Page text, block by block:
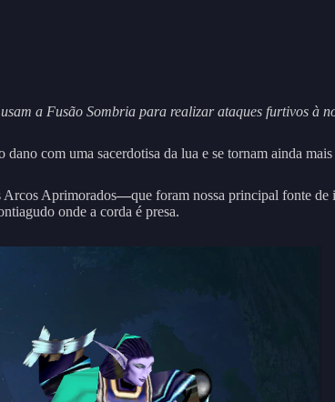
a Fusão Sombria para realizar ataques furtivos à
com uma sacerdotisa da lua e se tornam ainda
Arcos Aprimorados—que foram nossa principal fonte de
onde a corda é presa.